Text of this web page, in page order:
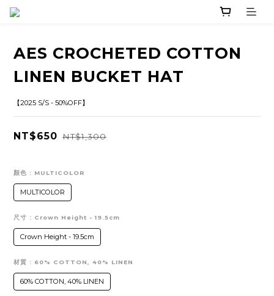
AES CROCHETED COTTON
LINEN BUCKET HAT
【2025 S/S - 50%OFF】
NT$650 NT$1,300
顏色 : MULTICOLOR
MULTICOLOR
尺寸 : Crown Height - 19.5cm
Crown Height - 19.5cm
材質 : 60% COTTON, 40% LINEN
60% COTTON, 40% LINEN